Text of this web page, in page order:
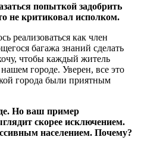
попыткой задобрить
не критиковал исполком.
реализоваться как член
багажа знаний сделать
чтобы каждый житель
городе. Уверен, все это
города были приятным
Но ваш пример
скорее исключением.
населением. Почему?